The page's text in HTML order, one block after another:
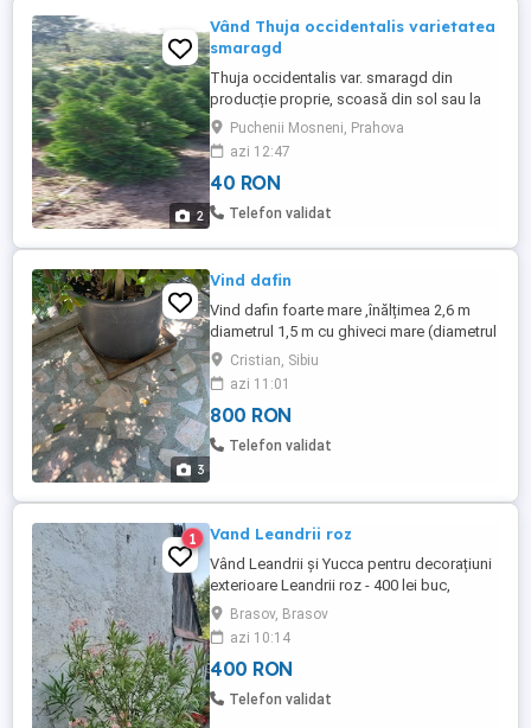
2
Vând Thuja occidentalis varietatea
smaragd
Thuja occidentalis var. smaragd din
producție proprie, scoasă din sol sau la
ghiveci. Înălțimea: 80-100 cm.
Puchenii Mosneni, Prahova
azi 12:47
40 RON
Telefon validat
3
Vind dafin
Vind dafin foarte mare ,înălțimea 2,6 m
diametrul 1,5 m cu ghiveci mare (diametrul
70cm , înălțimea 55 cm), tava inox
61x61x5cm
Cristian, Sibiu
azi 11:01
800 RON
Telefon validat
1 Vand Leandrii roz
Vând Leandrii și Yucca pentru decorațiuni
exterioare Leandrii roz - 400 lei buc,
înălțime 1,80 - 2,00 m Yucca - diferite
mărimi începând cu 150 lei
Brasov, Brasov
azi 10:14
400 RON
Telefon validat